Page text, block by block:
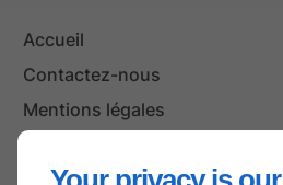
Accueil
Contactez-nous
Mentions légales